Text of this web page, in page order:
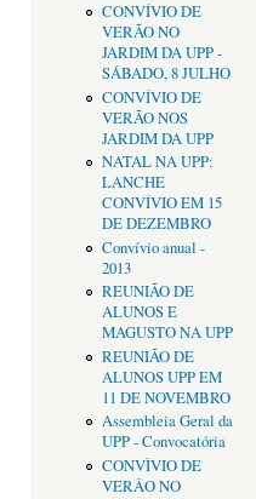
CONVÍVIO DE
VERÃO NO
JARDIM DA UPP -
SÁBADO, 8 JULHO
CONVÍVIO DE
VERÃO NOS
JARDIM DA UPP
NATAL NA UPP:
LANCHE
CONVÍVIO EM 15
DE DEZEMBRO
Convívio anual -
2013
REUNIÃO DE
ALUNOS E
MAGUSTO NA UPP
REUNIÃO DE
ALUNOS UPP EM
11 DE NOVEMBRO
Assembleia Geral da
UPP - Convocatória
CONVÌVIO DE
VERÂO NO